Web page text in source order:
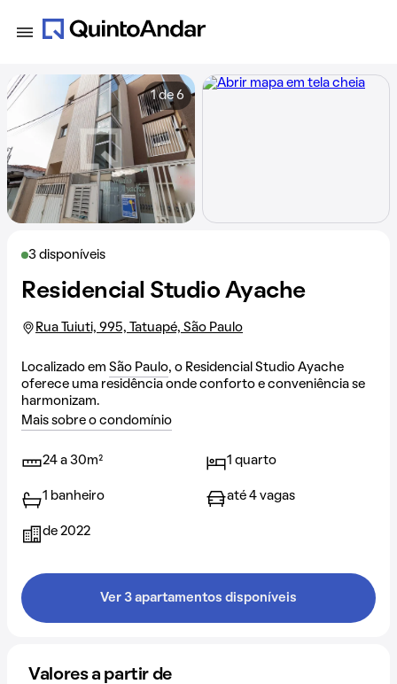
3 disponíveis
Residencial Studio Ayache
Rua Tuiuti, 995, Tatuapé, São Paulo
Localizado em São Paulo, o Residencial Studio Ayache
oferece uma residência onde conforto e conveniência se
harmonizam.
Mais sobre o condomínio
24 a 30m² 1 quarto
1 banheiro até 4 vagas
de 2022
Ver 3 apartamentos disponíveis
Valores a partir de
1 de 6